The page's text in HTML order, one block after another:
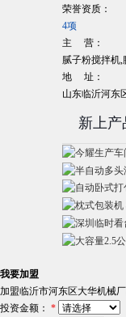
荣誉资质：
4项
主 营：
腻子粉搅拌机
地 址：
山东临沂河东
新上产
我要加盟
加盟临沂市河东区大华机械厂
投资金额： *